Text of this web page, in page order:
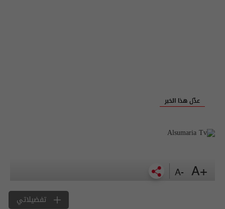
عدّل هذا الخبر
تفضيلاتي
+A
-A